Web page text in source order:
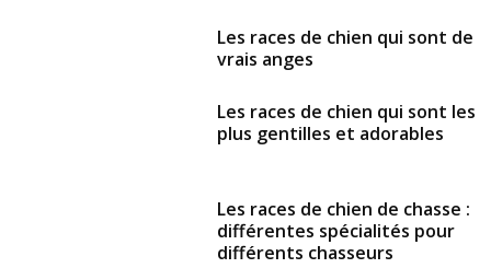
Les races de chien qui sont de
vrais anges
Les races de chien qui sont les
plus gentilles et adorables
Les races de chien de chasse :
différentes spécialités pour
différents chasseurs